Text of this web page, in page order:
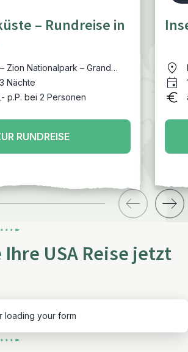
– Rundreise in
Zion Nationalpark – Grand
Rim) – Route 66 (Kingman)
- Highway 1 (Morro Bay) –
Nächte
p.P. bei 2 Personen
RUNDREISE
Ihre USA Reise jetzt
loading your form